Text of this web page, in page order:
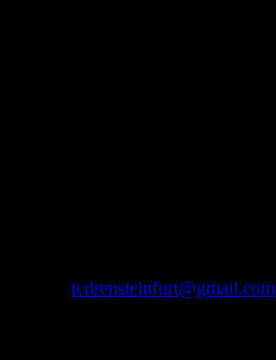
tcdrensteinfurt@gmail.com